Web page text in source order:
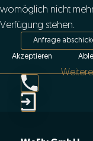
Anfrage
womöglich nicht
Verfügung stehen.
Akzeptieren